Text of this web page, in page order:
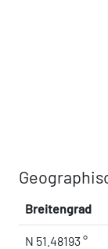
Breitengrad
N 51.48193 °